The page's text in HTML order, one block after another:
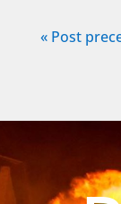
« Post